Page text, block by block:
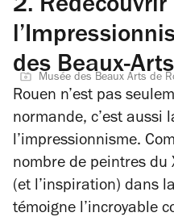
2. Redécouvrir
des Beaux-Arts
Musée des Beaux Arts de
Rouen n’est pas
normande, c’est aussi
l’impressionnisme.
nombre de peintres du
(et l’inspiration) dans
témoigne l’incroyable